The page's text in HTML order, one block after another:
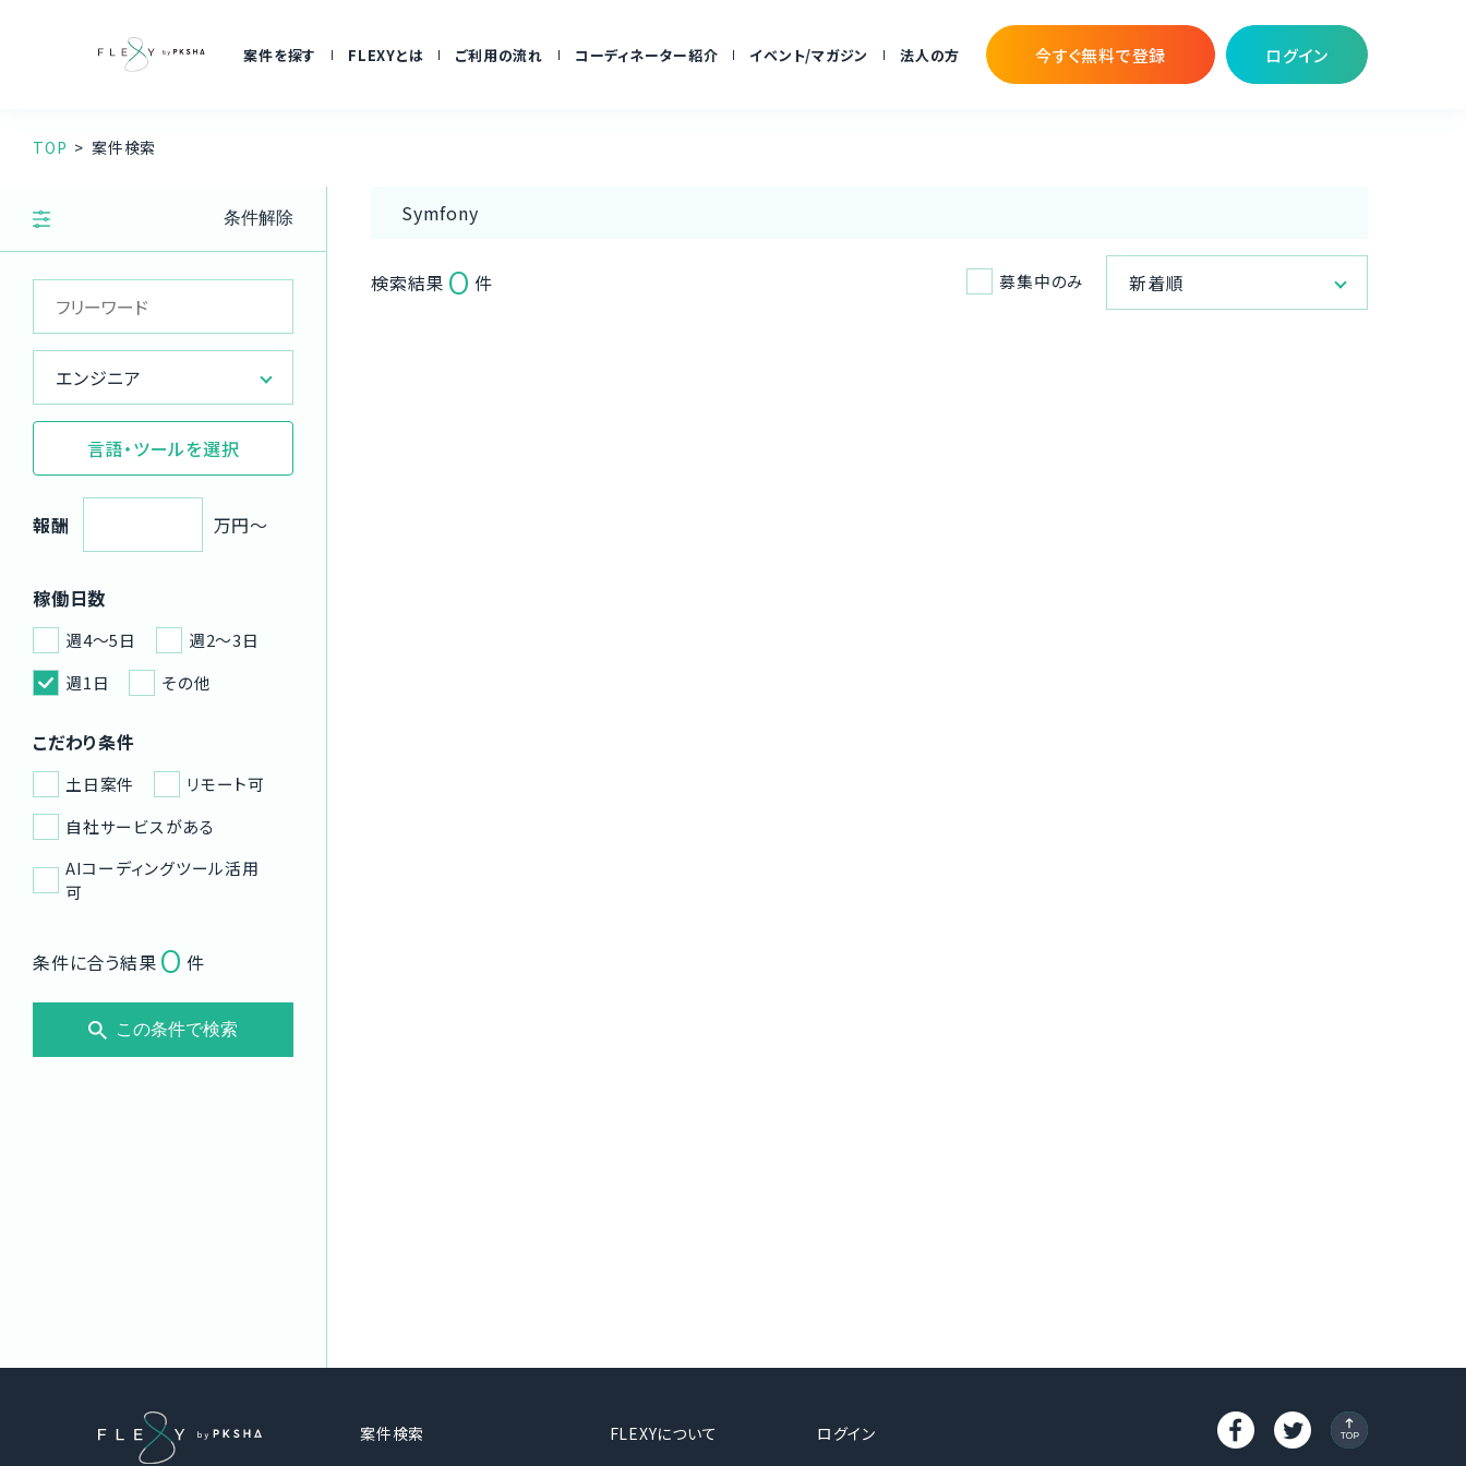
案件を探す FLEXYとは ご利用の流れ コーディネーター紹介 イベント/マガジン 法人の方 今すぐ無料で登録 ログイン
TOP 案件検索
条件解除
エンジニア
言語・ツールを選択
報酬 万円〜
稼働日数
週4〜5日
週2〜3日
週1日
その他
こだわり条件
土日案件
リモート可
自社サービスがある
AIコーディングツール活用
可
条件に合う結果 0 件
この条件で検索
Symfony
検索結果 0 件 募集中のみ 新着順
案件検索 FLEXYについて ログイン